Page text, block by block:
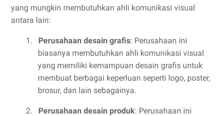
yang mungkin membutuhkan ahli komunikasi visual
antara lain:
1. Perusahaan desain grafis: Perusahaan ini
biasanya membutuhkan ahli komunikasi visual
yang memiliki kemampuan desain grafis untuk
membuat berbagai keperluan seperti logo, poster,
brosur, dan lain sebagainya.
2. Perusahaan desain produk: Perusahaan ini